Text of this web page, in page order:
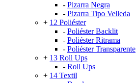
- Pizarra Negra
- Pizarra Tipo Velleda
+ 12 Poliéster
- Poliéster Backlit
- Poliéster Ritrama
- Poliéster Transparente
+ 13 Roll Ups
- Roll Ups
+ 14 Textil